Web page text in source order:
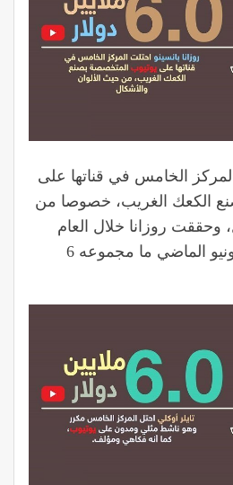
المركز الخامس في قناتها على
الكعك الغريب، خصوصا من
وحققت روزانا خلال العام
الذي انتهي في شهر يونيو الماضي ما مجموعه 6